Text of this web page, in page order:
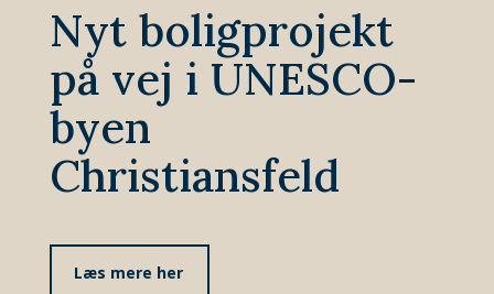
Nyt boligprojekt
på vej i UNESCO-
byen
Christiansfeld
Læs mere her